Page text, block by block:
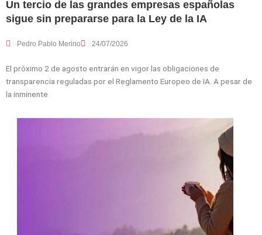
Un tercio de las grandes empresas españolas
sigue sin prepararse para la Ley de la IA
Pedro Pablo Merino 24/07/2026
El próximo 2 de agosto entrarán en vigor las obligaciones de
transparencia reguladas por el Reglamento Europeo de IA. A pesar de
la inminente